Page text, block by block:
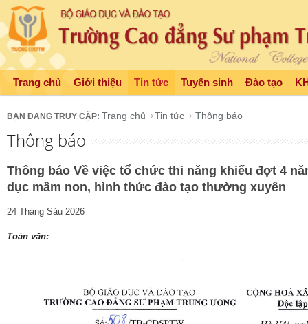
Trang chủ Giới thiệu Tin tức Tuyển sinh Đào tạo
Trang chủ Tin tức Thông báo
Thông báo
Thông báo Về việc tổ chức thi năng khiếu đợt 4
dục mầm non, hình thức đào tạo thường xuyên
24 Tháng Sáu 2026